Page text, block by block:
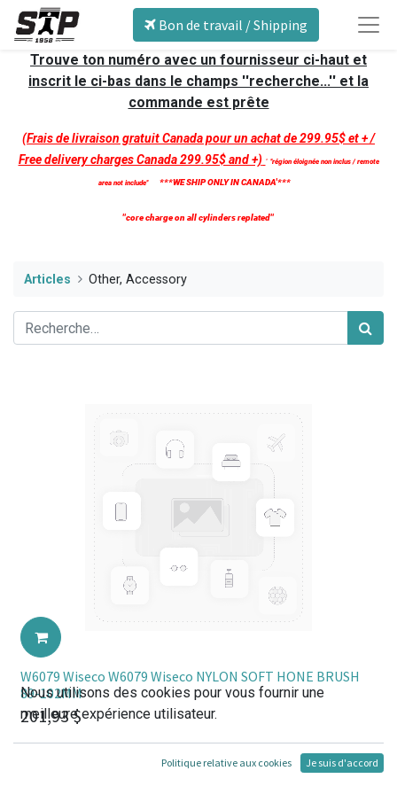
Bon de travail / Shipping
Trouve ton numéro avec un fournisseur ci-haut et
inscrit le ci-bas dans le champs ''recherche...'' et la
commande est prête
(Frais de livraison gratuit Canada pour un achat de 299.95$ et + /
Free delivery charges Canada 299.95$ and +) ' ''région éloignée non inclus / remote
area not include'' ***WE SHIP ONLY IN CANADA'***
''core charge on all cylinders replated''
Articles Other, Accessory
W6079 Wiseco W6079 Wiseco NYLON SOFT HONE BRUSH
89-102MM
201,93$
Nous utilisons des cookies pour vous fournir une
meilleure expérience utilisateur.
Politique relative aux cookies Je suis d'accord